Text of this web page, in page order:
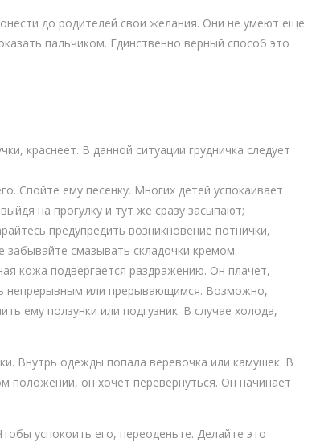
до родителей свои желания. Они не умеют еще
пальчиком. Единственно верный способ это
краснеет. В данной ситуации грудничка следует
Спойте ему песенку. Многих детей успокаивает
на прогулку и тут же сразу засыпают;
предупредить возникновение потнички,
смазывать складочки кремом.
кожа подвергается раздражению. Он плачет,
непрерывным или прерывающимся. Возможно,
ему ползунки или подгузник. В случае холода,
Внутрь одежды попала веревочка или камушек. В
положении, он хочет перевернуться. Он начинает
успокоить его, переоденьте. Делайте это